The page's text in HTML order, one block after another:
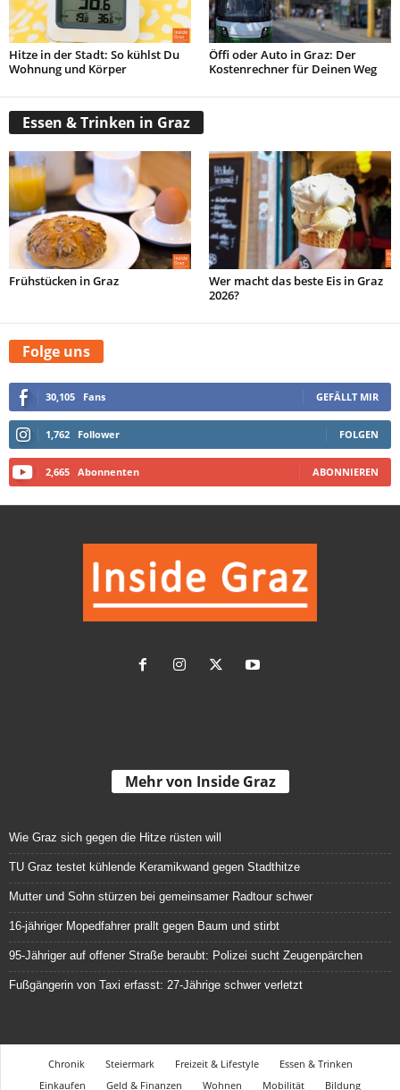
Hitze in der Stadt: So kühlst Du
Wohnung und Körper
Öffi oder Auto in Graz: Der
Kostenrechner für Deinen Weg
Essen & Trinken in Graz
Frühstücken in Graz
Wer macht das beste Eis in Graz
2026?
Folge uns
30,105 Fans GEFÄLLT MIR
1,762 Follower FOLGEN
2,665 Abonnenten ABONNIEREN
Mehr von Inside Graz
Wie Graz sich gegen die Hitze rüsten will
TU Graz testet kühlende Keramikwand gegen Stadthitze
Mutter und Sohn stürzen bei gemeinsamer Radtour schwer
16-jähriger Mopedfahrer prallt gegen Baum und stirbt
95-Jähriger auf offener Straße beraubt: Polizei sucht Zeugenpärchen
Fußgängerin von Taxi erfasst: 27-Jährige schwer verletzt
Chronik Steiermark Freizeit & Lifestyle
Essen & Trinken
Einkaufen
Geld & Finanzen Wohnen Mobilität Bildung